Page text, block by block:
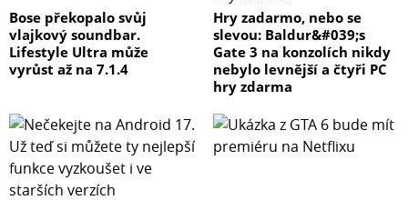
Bose překopalo svůj
vlajkový soundbar.
Lifestyle Ultra může
vyrůst až na 7.1.4
Hry zadarmo, nebo se
slevou: Baldur&#039;s
Gate 3 na konzolích nikdy
nebylo levnější a čtyři PC
hry zdarma